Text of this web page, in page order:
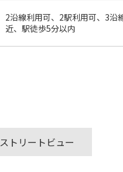
2沿線利用可、2駅利用可、3沿
近、駅徒歩5分以内
ストリートビュー